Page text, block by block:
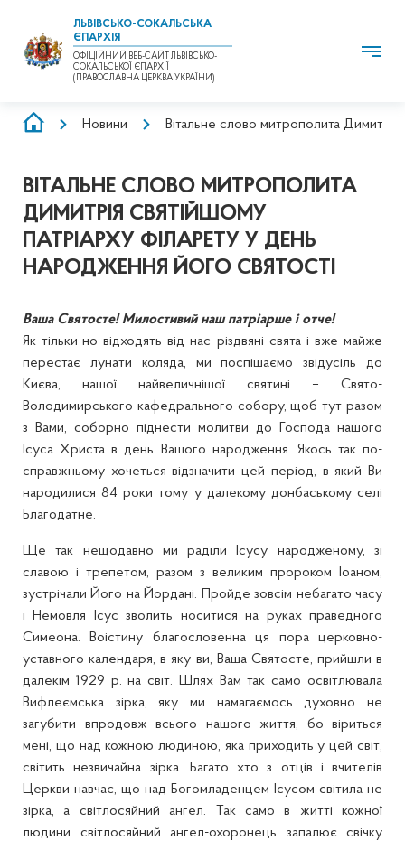
ЛЬВІВСЬКО-СОКАЛЬСЬКА
ЄПАРХІЯ
ОФІЦІЙНИЙ ВЕБ-САЙТ ЛЬВІВСЬКО-
СОКАЛЬСЬКОЇ ЄПАРХІЇ
(ПРАВОСЛАВНА ЦЕРКВА УКРАЇНИ)
РЯДОК
Новини Вітальне слово митрополита
ВІТАЛЬНЕ СЛОВО МИТРОПОЛИТА
ДИМИТРІЯ СВЯТІЙШОМУ
ПАТРІАРХУ ФІЛАРЕТУ У ДЕНЬ
НАРОДЖЕННЯ ЙОГО СВЯТОСТІ
Ваша Святосте! Милостивий наш патріарше і отче!
Як тільки-но відходять від нас різдвяні свята і вже майже
перестає лунати коляда, ми поспішаємо звідусіль до
Києва, нашої найвеличнішої святині – Свято-
Володимирського кафедрального собору, щоб тут разом
з Вами, соборно піднести молитви до Господа нашого
Ісуса Христа в день Вашого народження. Якось так по-
справжньому хочеться відзначити цей період, в який Ви
народилися 84 роки тому у далекому донбаському селі
Благодатне.
Ще так нещодавно ми раділи Ісусу народженому, зі
славою і трепетом, разом з великим пророком Іоаном,
зустрічали Його на Йордані. Пройде зовсім небагато часу
і Немовля Ісус зволить носитися на руках праведного
Симеона. Воістину благословенна ця пора церковно-
уставного календаря, в яку ви, Ваша Святосте, прийшли в
далекім 1929 р. на світ. Шлях Вам так само освітлювала
Вифлеємська зірка, яку ми намагаємось духовно не
загубити впродовж всього нашого життя, бо віриться
мені, що над кожною людиною, яка приходить у цей світ,
світить незвичайна зірка. Багато хто з отців і вчителів
Церкви навчає, що над Богомладенцем Ісусом світила не
зірка, а світлосяйний ангел. Так само в житті кожної
людини світлосяйний ангел-охоронець запалює свічку